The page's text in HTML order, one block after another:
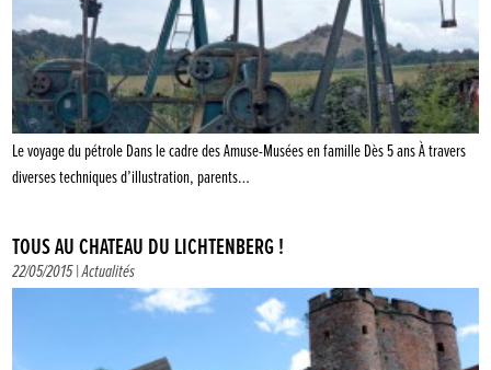
Le voyage du pétrole Dans le cadre des Amuse-Musées en famille Dès 5 ans À travers
diverses techniques d’illustration, parents…
TOUS AU CHÂTEAU DU LICHTENBERG !
22/05/2015 |Actualités